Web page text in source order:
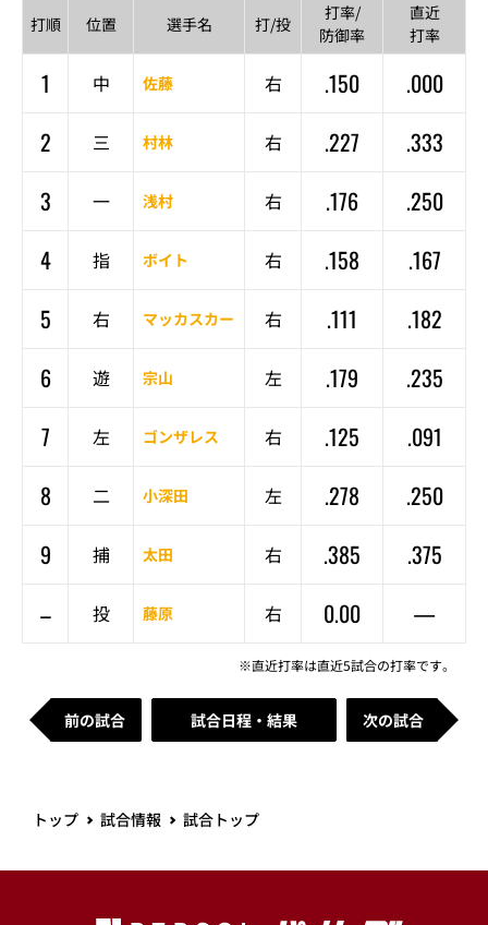
打順 位置 選手名 打/投
打率/
防御率
直近
打率
1 中 佐藤 右 .150
.000
2
三 村林 右 .227
.333
3
一 浅村 右 .176
.250
4
指 ボイト 右 .158
.167
5
右 マッカスカー 右 .111
.182
6
遊 宗山 左 .179
.235
7
左 ゴンザレス 右 .125
.091
8
二 小深田 左 .278
.250
9
捕 太田 右 .385
.375
–
投 藤原 右 0.00 —
※直近打率は直近5試合の打率です。
前の試合 試合日程・結果 次の試合
トップ 試合情報 試合トップ